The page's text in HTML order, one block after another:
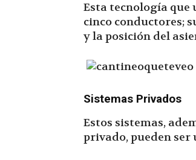
Esta tecnología que
cinco conductores;
y la posición del
Sistemas Privados
Estos sistemas,
privado, pueden